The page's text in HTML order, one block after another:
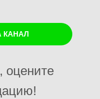
КАНАЛ
оцените